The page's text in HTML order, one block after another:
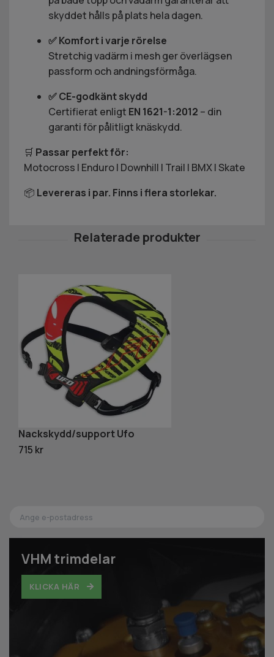
VHM trimdelar
KLICKA HÄR
skyddet hålls på plats hela dagen.
✅ Komfort i varje rörelse
Stretchig vadärm i mesh ger överlägsen
passform och andningsförmåga.
✅ CE-godkänt skydd
Certifierat enligt EN 1621-1:2012 – din
garanti för pålitligt knäskydd.
🛒 Passar perfekt för:
Motocross | Enduro | Downhill | Trail | BMX | Skate
📦 Levereras i par. Finns i flera storlekar.
Nackskydd/support Ufo
715 kr